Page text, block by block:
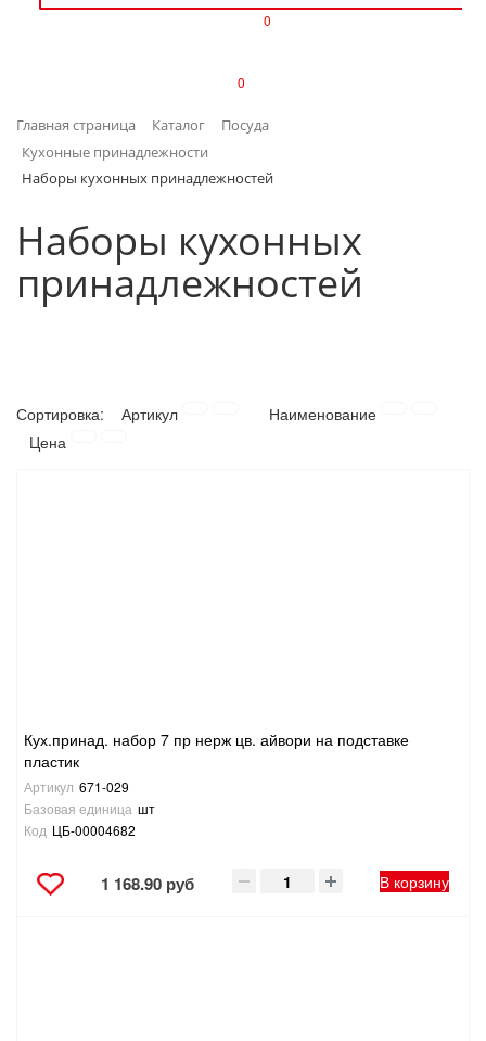
ИНТЕРЬЕР
КАНЦТОВАРЫ
КЛИМАТИЧЕСКАЯ ТЕХНИКА
КРЕПЕЖ И СКОБЯНЫЕ ИЗДЕЛИЯ
НАСОСНОЕ ОБОРУДОВАНИЕ
СТРЕМЯНКИ,ЛЕСТНИЦЫ
СТРОИТЕЛЬНЫЕ И ОТДЕЛОЧНЫЕ МАТЕРИАЛЫ
ТОВАРЫ ДЛЯ АВТО
ТОВАРЫ ДЛЯ ДОМА
0
0
Главная страница Каталог
Посуда
Кухонные принадлежности
Наборы кухонных принадлежностей
Наборы кухонных
принадлежностей
Сортировка: Артикул
Наименование
Цена
Кух.принад. набор 7 пр нерж цв. айвори на подставке
пластик
Артикул 671-029
Базовая единица шт
Код ЦБ-00004682
1 168.90 руб В корзину